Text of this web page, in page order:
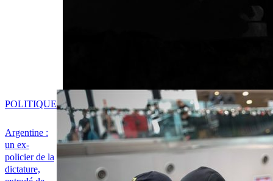
Argentine :
un ex-
policier de la
dictature,
POLITIQUE